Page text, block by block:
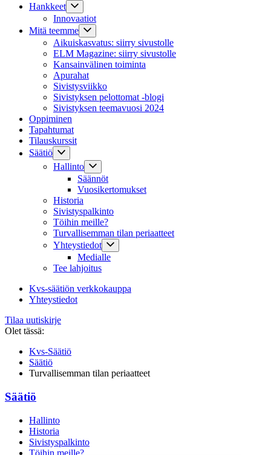
Hankkeet
Innovaatiot
Mitä teemme
Aikuiskasvatus: siirry sivustolle
ELM Magazine: siirry sivustolle
Kansainvälinen toiminta
Apurahat
Sivistysviikko
Sivistyksen pelottomat -blogi
Sivistyksen teemavuosi 2024
Oppiminen
Tapahtumat
Tilauskurssit
Säätiö
Hallinto
Säännöt
Vuosikertomukset
Historia
Sivistyspalkinto
Töihin meille?
Turvallisemman tilan periaatteet
Yhteystiedot
Medialle
Tee lahjoitus
Kvs-säätiön verkkokauppa
Yhteystiedot
Tilaa uutiskirje
Olet tässä:
Kvs-Säätiö
Säätiö
Turvallisemman tilan periaatteet
Säätiö
Hallinto
Historia
Sivistyspalkinto
Töihin meille?